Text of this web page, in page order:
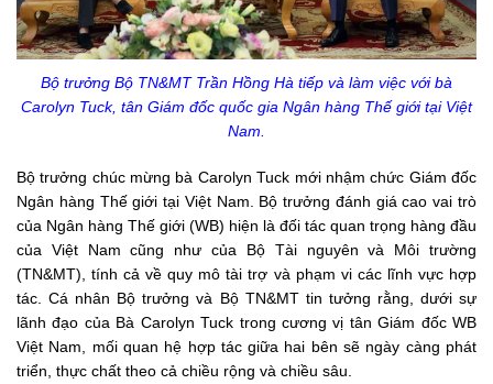
Bộ trưởng Bộ TN&MT Trần Hồng Hà tiếp và làm việc với bà
Carolyn Tuck, tân Giám đốc quốc gia Ngân hàng Thế giới tại Việt
Nam.
Bộ trưởng chúc mừng bà Carolyn Tuck mới nhậm chức Giám đốc
Ngân hàng Thế giới tại Việt Nam. Bộ trưởng đánh giá cao vai trò
của Ngân hàng Thế giới (WB) hiện là đối tác quan trọng hàng đầu
của Việt Nam cũng như của Bộ Tài nguyên và Môi trường
(TN&MT), tính cả về quy mô tài trợ và phạm vi các lĩnh vực hợp
tác. Cá nhân Bộ trưởng và Bộ TN&MT tin tưởng rằng, dưới sự
lãnh đạo của Bà Carolyn Tuck trong cương vị tân Giám đốc WB
Việt Nam, mối quan hệ hợp tác giữa hai bên sẽ ngày càng phát
triển, thực chất theo cả chiều rộng và chiều sâu.